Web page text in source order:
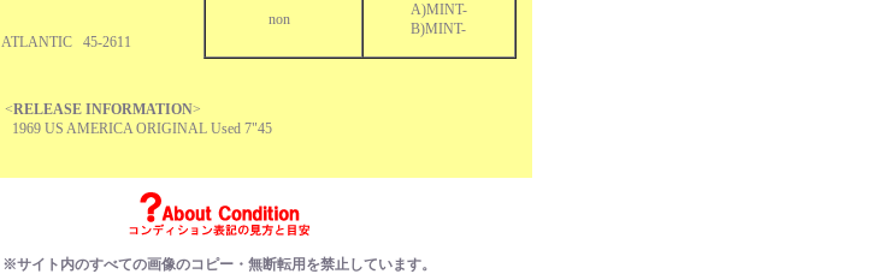
non
A)MINT-
B)MINT-
ATLANTIC 45-2611
<RELEASE INFORMATION>
1969 US AMERICA ORIGINAL Used 7"45
※サイト内のすべての画像のコピー・無断転用を禁止しています。